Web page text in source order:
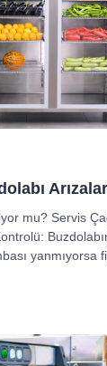
mu? Servis
yanmıyorsa